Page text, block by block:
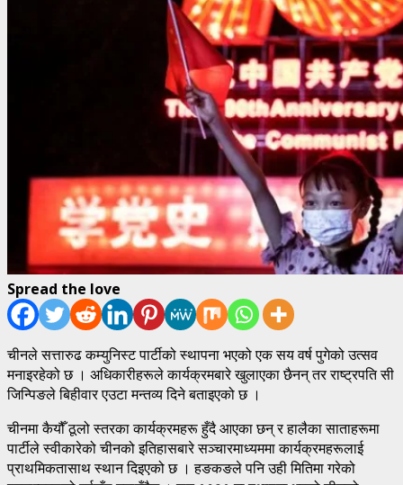
Spread the love
चीनले सत्तारुढ कम्युनिस्ट पार्टीको स्थापना भएको एक सय वर्ष पुगेको उत्सव
मनाइरहेको छ । अधिकारीहरूले कार्यक्रमबारे खुलाएका छैनन् तर राष्ट्रपति सी
जिन्पिङले बिहीवार एउटा मन्तव्य दिने बताइएको छ ।
चीनमा कैयौँ ठूलो स्तरका कार्यक्रमहरू हुँदै आएका छन् र हालैका साताहरूमा
पार्टीले स्वीकारेको चीनको इतिहासबारे सञ्चारमाध्यममा कार्यक्रमहरूलाई
प्राथमिकतासाथ स्थान दिइएको छ । हङकङले पनि उही मितिमा गरेको